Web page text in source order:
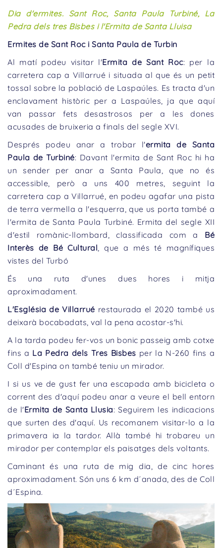
Dia d'ermites. Sant Roc, Santa Paula Turbiné, La
Pedra dels tres Bisbes i l'Ermita de Santa Lluisa
Ermites de Sant Roc i Santa Paula de Turbin
Al matí podeu visitar l'Ermita de Sant Roc: per la
carretera cap a Villarrué i situada al que és un petit
tossal sobre la població de Laspaúles. Es tracta d'un
enclavament històric per a Laspaúles, ja que aquí
van passar fets desastrosos per a les dones
acusades de bruixeria a finals del segle XVI.
Després podeu anar a trobar l'ermita de Santa
Paula de Turbiné: Davant l'ermita de Sant Roc hi ha
un sender per anar a Santa Paula, que no és
accessible, però a uns 400 metres, seguint la
carretera cap a Villarrué, en podeu agafar una pista
de terra vermella a l'esquerra, que us porta també a
l'ermita de Santa Paula Turbiné. Ermita del segle XII
d'estil romànic-llombard, classificada com a Bé
Interès de Bé Cultural , que a més té magnífiques
vistes del Turbó
És una ruta d'unes dues hores i mitja
aproximadament.
L'Església de Villarrué restaurada el 2020 també us
deixarà bocabadats, val la pena acostar-s'hi.
A la tarda podeu fer-vos un bonic passeig amb cotxe
fins a La Pedra dels Tres Bisbes per la N-260 fins a
Coll d'Espina on també teniu un mirador.
I si us ve de gust fer una escapada amb bicicleta o
corrent des d'aquí podeu anar a veure el bell entorn
de l'Ermita de Santa Llusia: Seguirem les indicacions
que surten des d'aquí. Us recomanem visitar-lo a la
primavera ia la tardor. Allà també hi trobareu un
mirador per contemplar els paisatges dels voltants.
Caminant és una ruta de mig dia, de cinc hores
aproximadament. Són uns 6 km d´anada, des de Coll
d´Espina.